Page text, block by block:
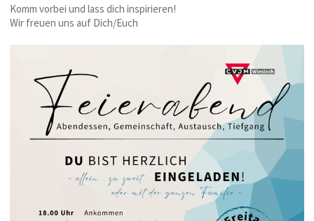
Komm vorbei und lass dich inspirieren!
Wir freuen uns auf Dich/Euch